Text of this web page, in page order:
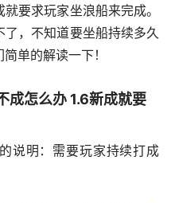
要求玩家坐浪船来完成。
，不知道要坐船持续多久
单的解读一下！
成怎么办 1.6新成就要
说明：需要玩家持续打成